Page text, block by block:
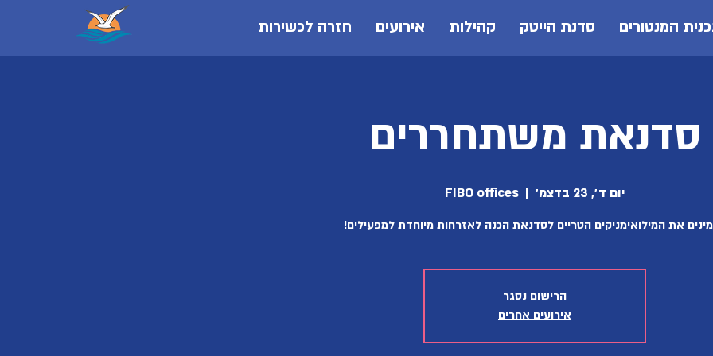
המנטורים סדנת הייטק קהילות אירועים חזרה לכשירות
סדנאת משתחררים
יום ד׳, 23 בדצמ׳
  |
FIBO offices
את המילואימניקים הטריים לסדנאת הכנה לאזרחות מיוחדת למפעילים!
הרישום נסגר
אירועים אחרים